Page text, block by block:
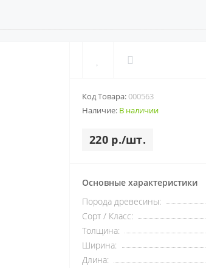
Код Товара:000563
Наличие: В наличии
220 р./шт.
Основные характеристики
Порода древесины:
Сорт / Класс:
Толщина:
Ширина:
Длина: